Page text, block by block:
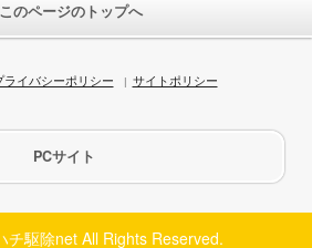
のページのトップへ
ライバシーポリシー サイトポリシー
PCサイト
チ駆除net All Rights Reserved.